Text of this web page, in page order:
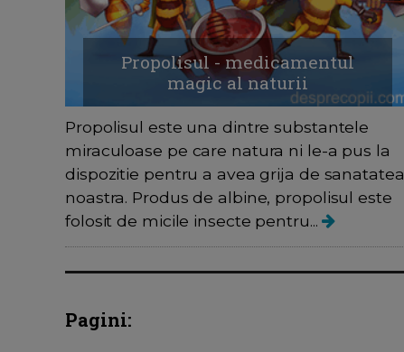
Propolisul - medicamentul
magic al naturii
Propolisul este una dintre substantele
miraculoase pe care natura ni le-a pus la
dispozitie pentru a avea grija de sanatatea
noastra. Produs de albine, propolisul este
folosit de micile insecte pentru...
Pagini: